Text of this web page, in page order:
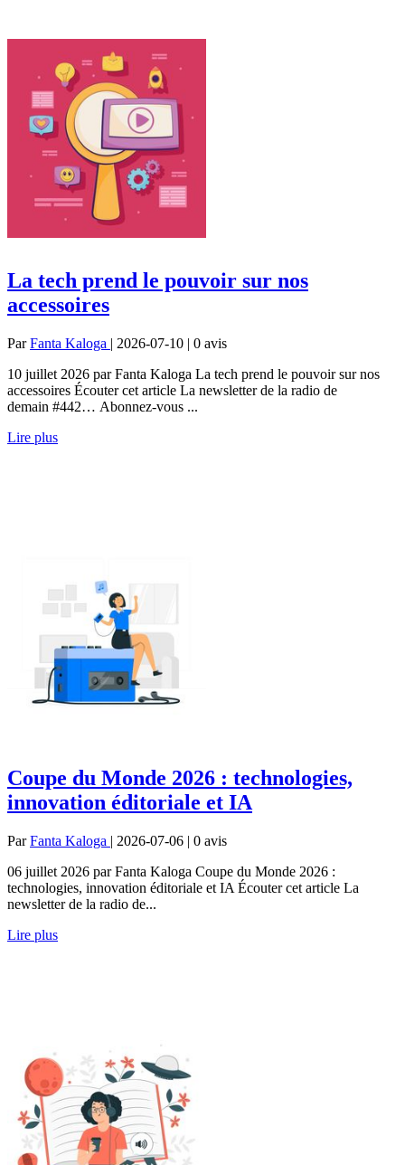
La tech prend le pouvoir sur nos
accessoires
ParFanta Kaloga | 2026-07-10 | 0 avis
10 juillet 2026 par Fanta Kaloga La tech prend le pouvoir sur nos
accessoires Écouter cet article La newsletter de la radio de
demain #442… Abonnez-vous ...
Lire plus
Coupe du Monde 2026 : technologies,
innovation éditoriale et IA
ParFanta Kaloga | 2026-07-06 | 0 avis
06 juillet 2026 par Fanta Kaloga Coupe du Monde 2026 :
technologies, innovation éditoriale et IA Écouter cet article La
newsletter de la radio de...
Lire plus